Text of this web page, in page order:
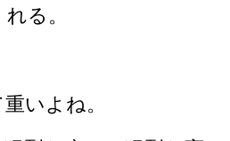
る。
いよね。